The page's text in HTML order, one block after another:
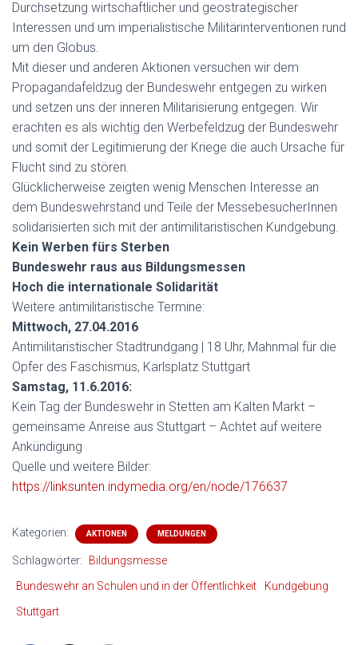
Durchsetzung wirtschaftlicher und geostrategischer
Interessen und um imperialistische Militärinterventionen rund
um den Globus.
Mit dieser und anderen Aktionen versuchen wir dem
Propagandafeldzug der Bundeswehr entgegen zu wirken
und setzen uns der inneren Militarisierung entgegen. Wir
erachten es als wichtig den Werbefeldzug der Bundeswehr
und somit der Legitimierung der Kriege die auch Ursache für
Flucht sind zu stören.
Glücklicherweise zeigten wenig Menschen Interesse an
dem Bundeswehrstand und Teile der MessebesucherInnen
solidarisierten sich mit der antimilitaristischen Kundgebung.
Kein Werben fürs Sterben
Bundeswehr raus aus Bildungsmessen
Hoch die internationale Solidarität
Weitere antimilitaristische Termine:
Mittwoch, 27.04.2016
Antimilitaristischer Stadtrundgang | 18 Uhr, Mahnmal für die
Opfer des Faschismus, Karlsplatz Stuttgart
Samstag, 11.6.2016:
Kein Tag der Bundeswehr in Stetten am Kalten Markt –
gemeinsame Anreise aus Stuttgart – Achtet auf weitere
Ankündigung
Quelle und weitere Bilder:
https://linksunten.indymedia.org/en/node/176637
Kategorien: AKTIONEN MELDUNGEN
Schlagwörter:
Bildungsmesse
Bundeswehr an Schulen und in der Öffentlichkeit
Kundgebung
Stuttgart